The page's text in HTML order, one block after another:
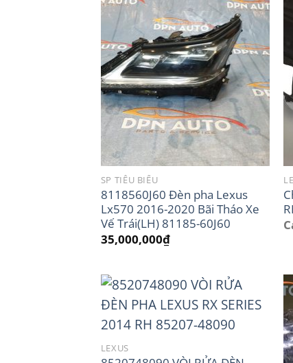
SP TIÊU BIỂU
8118560J60 Đèn pha Lexus
Lx570 2016-2020 Bãi Tháo Xe
Vế Trái(LH) 81185-60J60
35,000,000₫
LEXUS